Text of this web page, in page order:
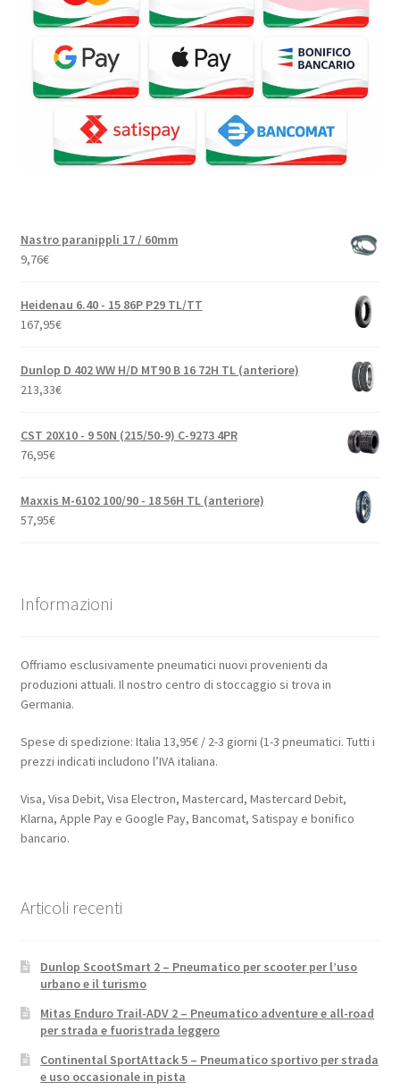
Nastro paranippli 17 / 60mm
9,76€
Heidenau 6.40 - 15 86P P29 TL/TT
167,95€
Dunlop D 402 WW H/D MT90 B 16 72H TL (anteriore)
213,33€
CST 20X10 - 9 50N (215/50-9) C-9273 4PR
76,95€
Maxxis M-6102 100/90 - 18 56H TL (anteriore)
57,95€
Informazioni
Offriamo esclusivamente pneumatici nuovi provenienti da
produzioni attuali. Il nostro centro di stoccaggio si trova in
Germania.
Spese di spedizione: Italia 13,95€ / 2-3 giorni (1-3 pneumatici. Tutti i
prezzi indicati includono l’IVA italiana.
Visa, Visa Debit, Visa Electron, Mastercard, Mastercard Debit,
Klarna, Apple Pay e Google Pay, Bancomat, Satispay e bonifico
bancario.
Articoli recenti
Dunlop ScootSmart 2 – Pneumatico per scooter per l’uso
urbano e il turismo
Mitas Enduro Trail-ADV 2 – Pneumatico adventure e all-road
per strada e fuoristrada leggero
Continental SportAttack 5 – Pneumatico sportivo per strada
e uso occasionale in pista